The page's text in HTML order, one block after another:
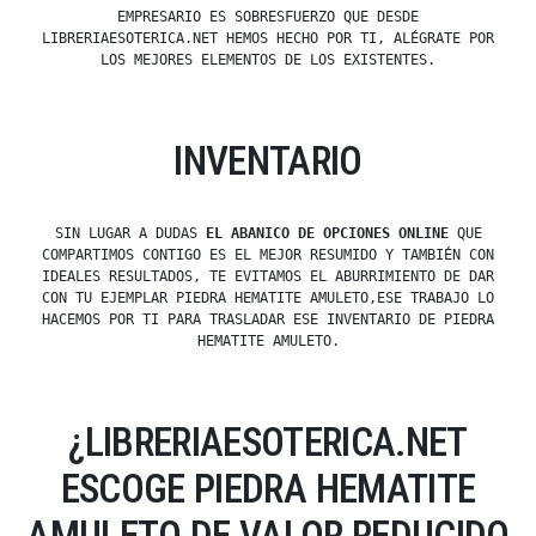
EMPRESARIO ES SOBRESFUERZO QUE DESDE
LIBRERIAESOTERICA.NET HEMOS HECHO POR TI, ALÉGRATE POR
LOS MEJORES ELEMENTOS DE LOS EXISTENTES.
INVENTARIO
SIN LUGAR A DUDAS EL ABANICO DE OPCIONES ONLINEQUE
COMPARTIMOS CONTIGO ES EL MEJOR RESUMIDO Y TAMBIÉN CON
IDEALES RESULTADOS, TE EVITAMOS EL ABURRIMIENTO DE DAR
CON TU EJEMPLAR PIEDRA HEMATITE AMULETO,ESE TRABAJO LO
HACEMOS POR TI PARA TRASLADAR ESE INVENTARIO DE PIEDRA
HEMATITE AMULETO.
¿LIBRERIAESOTERICA.NET
ESCOGE PIEDRA HEMATITE